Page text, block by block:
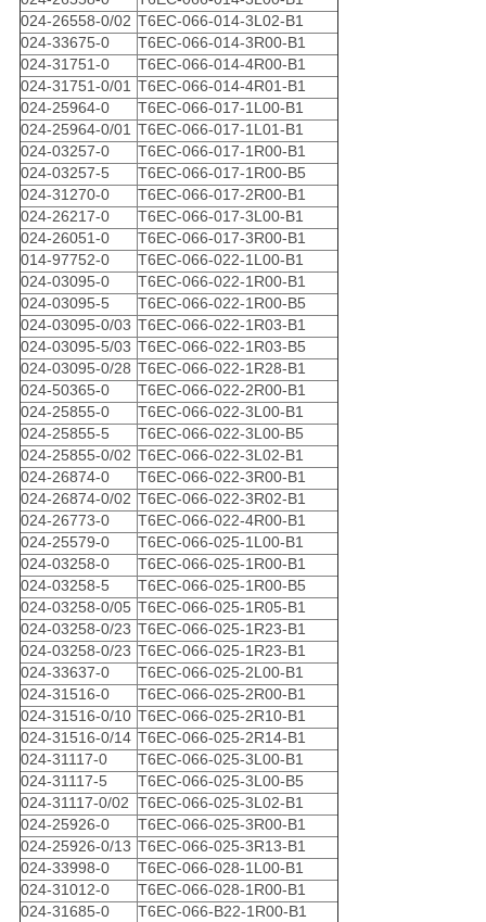
024-26558-0/02 T6EC-066-014-3L02-B1
024-33675-0
T6EC-066-014-3R00-B1
024-31751-0
T6EC-066-014-4R00-B1
024-31751-0/01 T6EC-066-014-4R01-B1
024-25964-0
T6EC-066-017-1L00-B1
024-25964-0/01 T6EC-066-017-1L01-B1
024-03257-0
T6EC-066-017-1R00-B1
024-03257-5
T6EC-066-017-1R00-B5
024-31270-0
T6EC-066-017-2R00-B1
024-26217-0
T6EC-066-017-3L00-B1
024-26051-0
T6EC-066-017-3R00-B1
014-97752-0
T6EC-066-022-1L00-B1
024-03095-0
T6EC-066-022-1R00-B1
024-03095-5
T6EC-066-022-1R00-B5
024-03095-0/03 T6EC-066-022-1R03-B1
024-03095-5/03 T6EC-066-022-1R03-B5
024-03095-0/28 T6EC-066-022-1R28-B1
024-50365-0
T6EC-066-022-2R00-B1
024-25855-0
T6EC-066-022-3L00-B1
024-25855-5
T6EC-066-022-3L00-B5
024-25855-0/02 T6EC-066-022-3L02-B1
024-26874-0
T6EC-066-022-3R00-B1
024-26874-0/02 T6EC-066-022-3R02-B1
024-26773-0
T6EC-066-022-4R00-B1
024-25579-0
T6EC-066-025-1L00-B1
024-03258-0
T6EC-066-025-1R00-B1
024-03258-5
T6EC-066-025-1R00-B5
024-03258-0/05 T6EC-066-025-1R05-B1
024-03258-0/23 T6EC-066-025-1R23-B1
024-03258-0/23 T6EC-066-025-1R23-B1
024-33637-0
T6EC-066-025-2L00-B1
024-31516-0
T6EC-066-025-2R00-B1
024-31516-0/10 T6EC-066-025-2R10-B1
024-31516-0/14 T6EC-066-025-2R14-B1
024-31117-0
T6EC-066-025-3L00-B1
024-31117-5
T6EC-066-025-3L00-B5
024-31117-0/02 T6EC-066-025-3L02-B1
024-25926-0
T6EC-066-025-3R00-B1
024-25926-0/13 T6EC-066-025-3R13-B1
024-33998-0
T6EC-066-028-1L00-B1
024-31012-0
T6EC-066-028-1R00-B1
024-31685-0
T6EC-066-B22-1R00-B1